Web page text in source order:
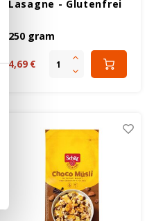
Lasagne - Glutenfrei
250 gram
4,69 €